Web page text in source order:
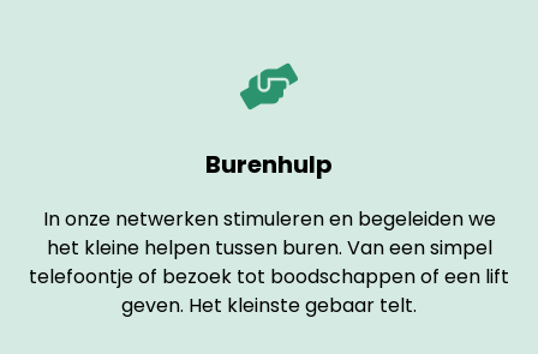
Burenhulp
In onze netwerken stimuleren en begeleiden we
het kleine helpen tussen buren. Van een simpel
telefoontje of bezoek tot boodschappen of een lift
geven. Het kleinste gebaar telt.